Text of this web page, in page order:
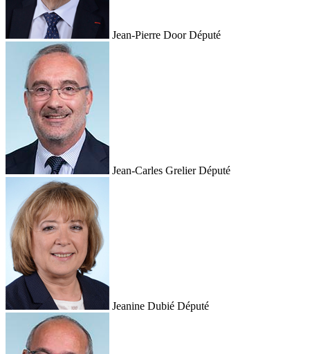
Jean-Pierre Door Député
Jean-Carles Grelier Député
Jeanine Dubié Député